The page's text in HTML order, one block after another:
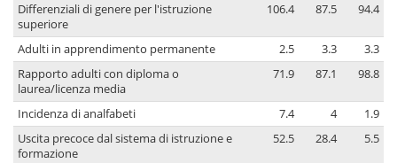
Differenziali di genere per l'istruzione
superiore
106.4 87.5 94.4
Adulti in apprendimento permanente 2.5 3.3
3.3
Rapporto adulti con diploma o
laurea/licenza media
71.9 87.1 98.8
Incidenza di analfabeti 7.4 4
1.9
Uscita precoce dal sistema di istruzione e
formazione
52.5 28.4 5.5